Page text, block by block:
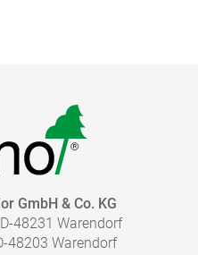
la quantité dont
GmbH & Co. KG
48231 Warendorf
48203 Warendorf